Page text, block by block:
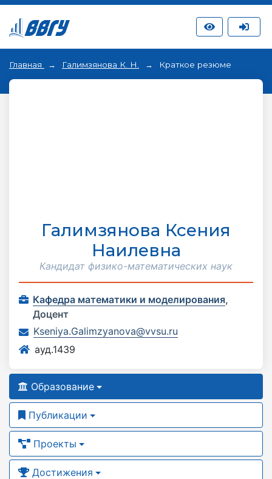
Главная Галимзянова К. Н. Краткое резюме
Галимзянова Ксения
Наилевна
Кандидат физико-математических наук
Кафедра математики и моделирования,
Доцент
Kseniya.Galimzyanova@vvsu.ru
ауд.1439
Образование
Публикации
Проекты
Достижения